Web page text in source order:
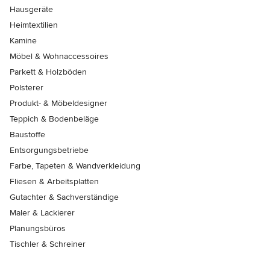
Hausgeräte
Heimtextilien
Kamine
Möbel & Wohnaccessoires
Parkett & Holzböden
Polsterer
Produkt- & Möbeldesigner
Teppich & Bodenbeläge
Baustoffe
Entsorgungsbetriebe
Farbe, Tapeten & Wandverkleidung
Fliesen & Arbeitsplatten
Gutachter & Sachverständige
Maler & Lackierer
Planungsbüros
Tischler & Schreiner